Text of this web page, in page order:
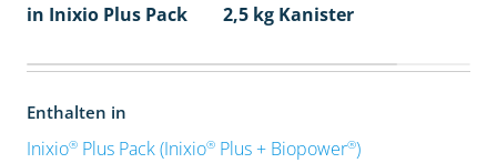
in Inixio Plus Pack 2,5 kg Kanister
Enthalten in
Inixio®Plus Pack (Inixio®Plus + Biopower®)